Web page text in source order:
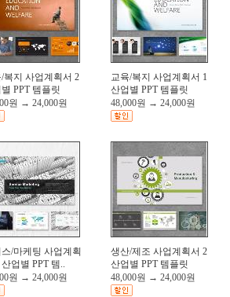
/복지 사업계획서 2
PPT 템플릿
원 → 24,000원
교육/복지 사업계획서 1
산업별 PPT 템플릿
48,000원 → 24,000원
/마케팅 사업계획
업별 PPT 템..
원 → 24,000원
생산/제조 사업계획서 2
산업별 PPT 템플릿
48,000원 → 24,000원